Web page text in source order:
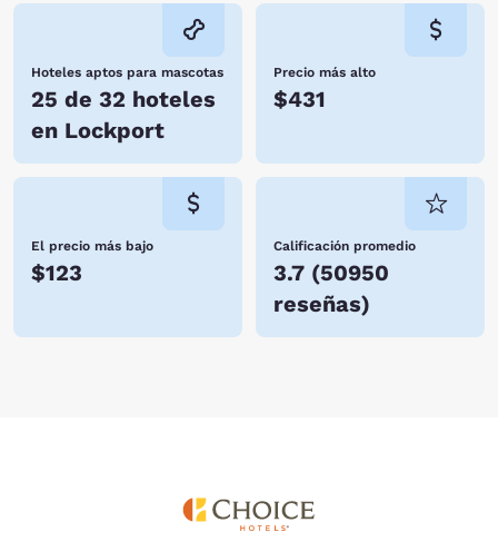
Hoteles aptos para mascotas
25 de 32 hoteles
en Lockport
Precio más alto
$431
El precio más bajo
$123
Calificación promedio
3.7 (50950
reseñas)